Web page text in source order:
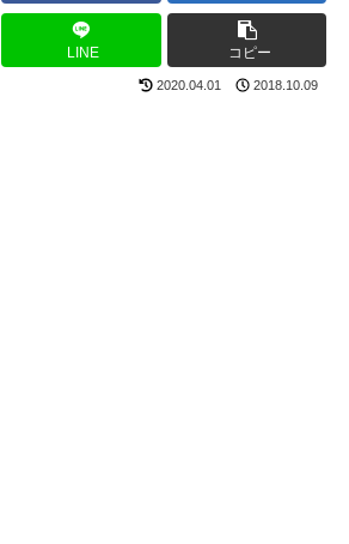
LINE コピー
2020.04.01 2018.10.09